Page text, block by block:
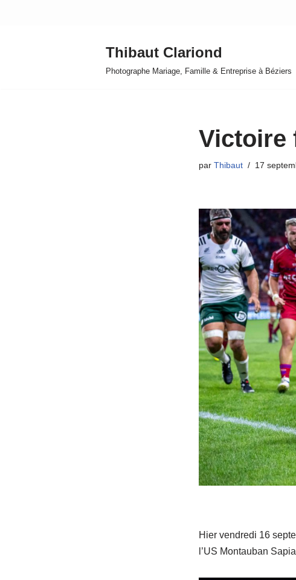
Thibaut Clariond
Photographe Mariage, Famille & Entreprise à Béziers
Victoire
par Thibaut 17
Hier vendredi 16
l’US Montauban